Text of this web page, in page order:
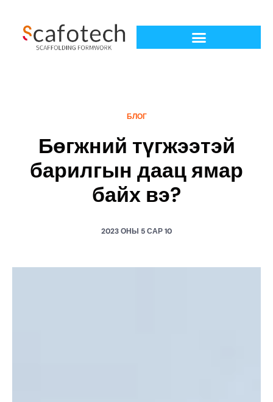
БЛОГ
Бөгжний түгжээтэй
барилгын даац ямар
байх вэ?
2023 ОНЫ 5 САР 10